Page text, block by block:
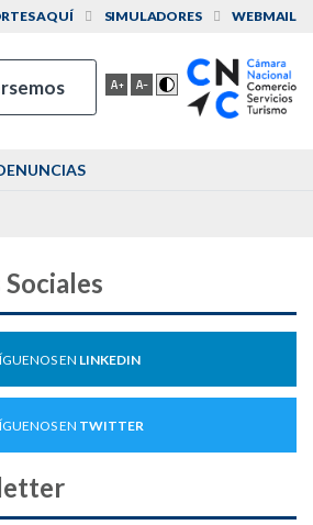
AQUÍ SIMULADORES WEBMAIL
Sociales
EN LINKEDIN
EN TWITTER